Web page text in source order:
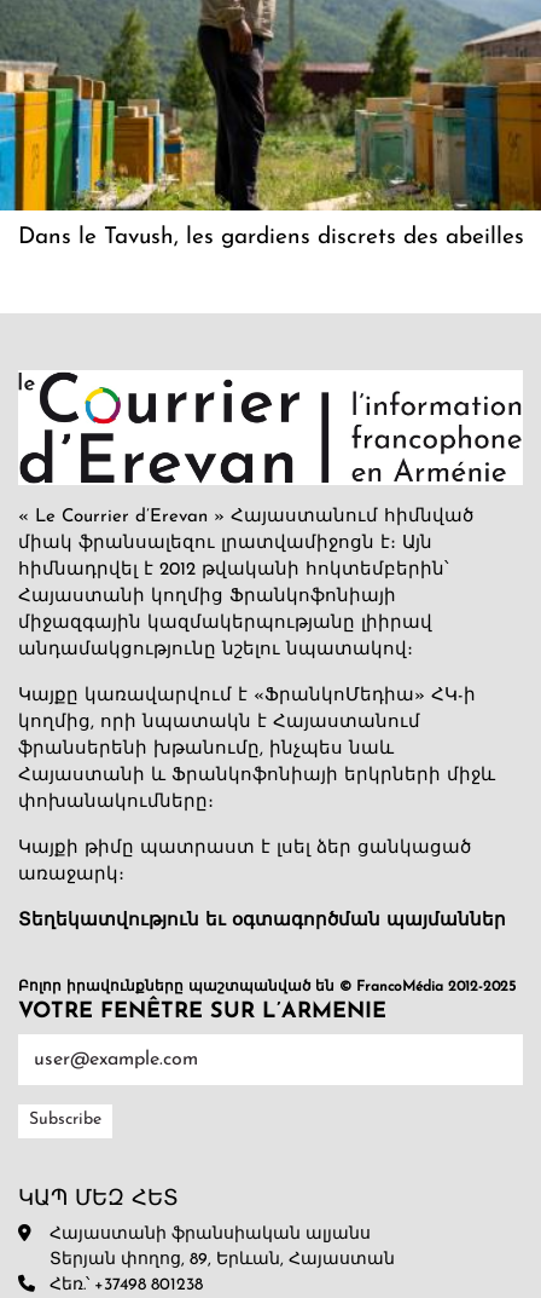
Dans le Tavush, les gardiens discrets des abeilles
« Le Courrier d’Erevan » Հայաստանում հիմնված
միակ ֆրանսալեզու լրատվամիջոցն է։ Այն
հիմնադրվել է 2012 թվականի հոկտեմբերին՝
Հայաստանի կողմից Ֆրանկոֆոնիայի
միջազգային կազմակերպությանը լիիրավ
անդամակցությունը նշելու նպատակով։
Կայքը կառավարվում է «ՖրանկոՄեդիա» ՀԿ-ի
կողմից, որի նպատակն է Հայաստանում
ֆրանսերենի խթանումը, ինչպես նաև
Հայաստանի և Ֆրանկոֆոնիայի երկրների միջև
փոխանակումները։
Կայքի թիմը պատրաստ է լսել ձեր ցանկացած
առաջարկ։
Տեղեկատվություն եւ օգտագործման պայմաններ
Բոլոր իրավունքները պաշտպանված են © FrancoMédia 2012-2025
VOTRE FENÊTRE SUR L’ARMENIE
ԿԱՊ ՄԵԶ ՀԵՏ
Հայաստանի ֆրանսիական ալյանս
Տերյան փողոց, 89, Երևան, Հայաստան
Հեռ.՝ +37498 801238